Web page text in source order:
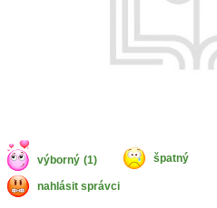
výborný (1) špatný
nahlásit správci